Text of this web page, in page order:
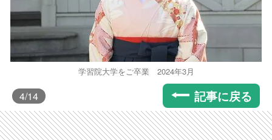
学習院大学をご卒業 2024年3月
4/14 記事に戻る